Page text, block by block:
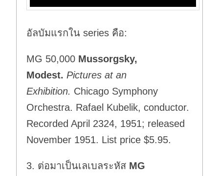
อัลบัมแรกใน series คือ:
MG 50,000 Mussorgsky,
Modest. Pictures at an
Exhibition. Chicago Symphony
Orchestra. Rafael Kubelik, conductor.
Recorded April 23­24, 1951; released
November 1951. List price $5.95.
3. ต่อมาเป็นเลเบลระหัส MG